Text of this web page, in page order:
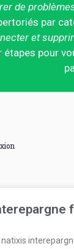
de
par
et
étapes pour